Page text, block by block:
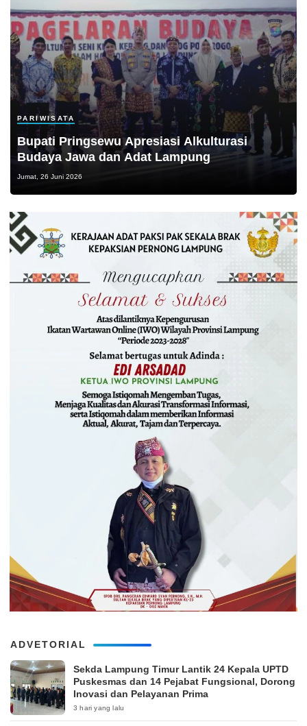
PARIWISATA
Bupati Pringsewu Apresiasi Alkulturasi
Budaya Jawa dan Adat Lampung
Jumat, 26 Juni 2026
ADVETORIAL
‎Sekda Lampung Timur Lantik 24 Kepala UPTD
Puskesmas dan 14 Pejabat Fungsional, Dorong
Inovasi dan Pelayanan Prima
3 hari yang lalu